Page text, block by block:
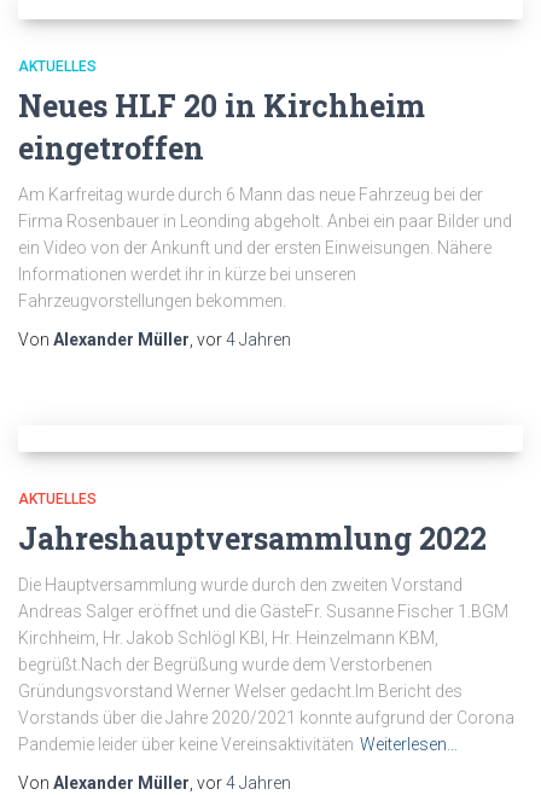
AKTUELLES
Neues HLF 20 in Kirchheim
eingetroffen
Am Karfreitag wurde durch 6 Mann das neue Fahrzeug bei der
Firma Rosenbauer in Leonding abgeholt. Anbei ein paar Bilder und
ein Video von der Ankunft und der ersten Einweisungen. Nähere
Informationen werdet ihr in kürze bei unseren
Fahrzeugvorstellungen bekommen.
Von Alexander Müller, vor4 Jahren
AKTUELLES
Jahreshauptversammlung 2022
Die Hauptversammlung wurde durch den zweiten Vorstand
Andreas Salger eröffnet und die GästeFr. Susanne Fischer 1.BGM
Kirchheim, Hr. Jakob Schlögl KBI, Hr. Heinzelmann KBM,
begrüßt.Nach der Begrüßung wurde dem Verstorbenen
Gründungsvorstand Werner Welser gedacht.Im Bericht des
Vorstands über die Jahre 2020/2021 konnte aufgrund der Corona
Pandemie leider über keine Vereinsaktivitäten Weiterlesen…
Von Alexander Müller, vor4 Jahren